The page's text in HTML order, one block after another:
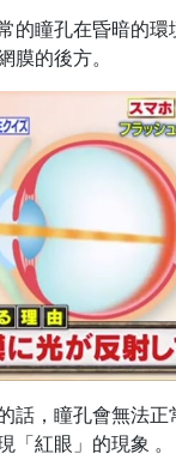
的瞳孔在昏暗的
膜的後方。
話，瞳孔會無法
「紅眼」的現象 。